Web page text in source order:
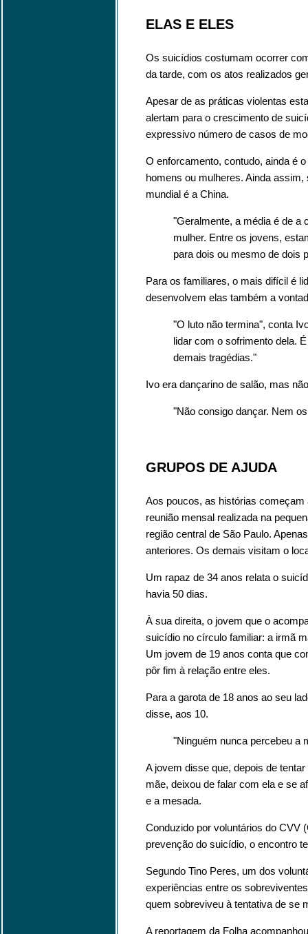
ELAS E ELES
Os suicídios costumam ocorrer
da tarde, com os atos realizados
Apesar de as práticas violentas
alertam para o crescimento de
expressivo número de casos de
O enforcamento, contudo, ainda é
homens ou mulheres. Ainda
mundial é a China.
"Geralmente, a média é de a
mulher. Entre os jovens,
para dois ou mesmo de dois
Para os familiares, o mais difícil é
desenvolvem elas também a
"O luto não termina", conta
lidar com o sofrimento dela.
demais tragédias."
Ivo era dançarino de salão, mas
"Não consigo dançar. Nem
GRUPOS DE AJUDA
Aos poucos, as histórias
reunião mensal realizada na
região central de São Paulo.
anteriores. Os demais visitam o
Um rapaz de 34 anos relata o
havia 50 dias.
À sua direita, o jovem que o
suicídio no círculo familiar: a irmã
Um jovem de 19 anos conta que
pôr fim à relação entre eles.
Para a garota de 18 anos ao seu
disse, aos 10.
"Ninguém nunca percebeu a
A jovem disse que, depois de
mãe, deixou de falar com ela e se
e a mesada.
Conduzido por voluntários do CVV
prevenção do suicídio, o encontro
Segundo Tino Peres, um dos
experiências entre os
quem sobreviveu à tentativa de se
A reportagem da Folha